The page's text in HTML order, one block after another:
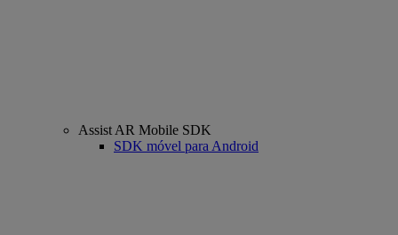
Assist AR Mobile SDK
SDK móvel para Android